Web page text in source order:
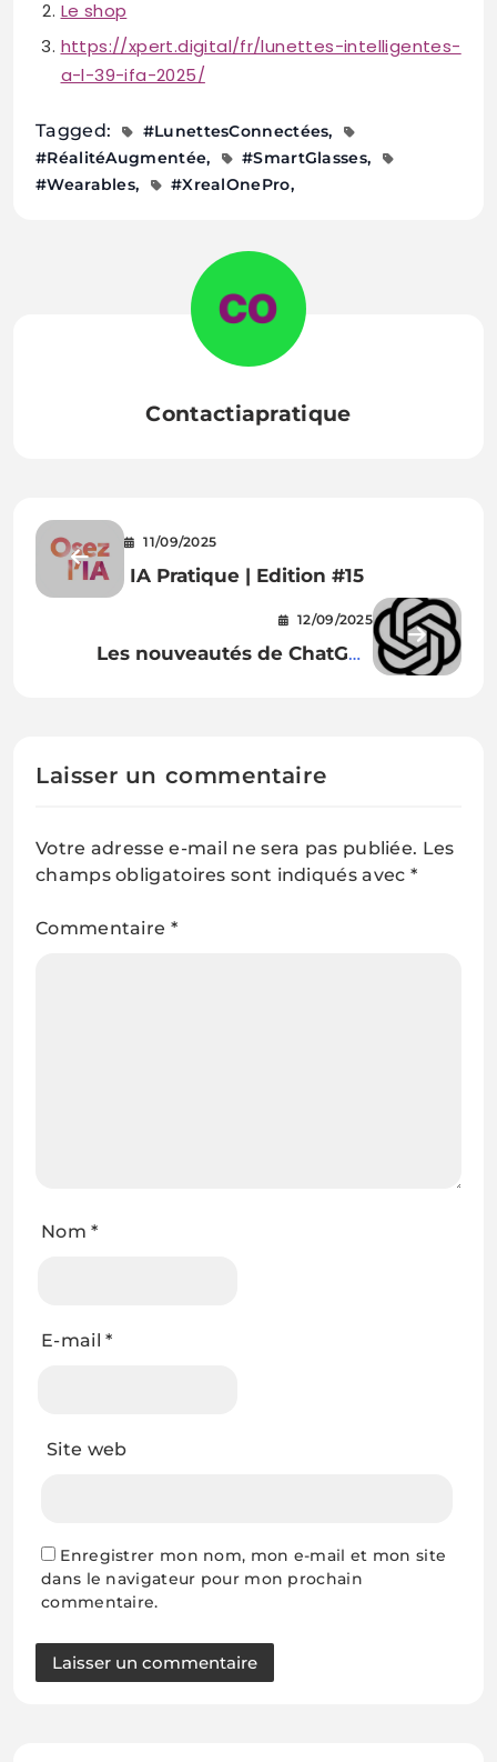
Le shop
https://xpert.digital/fr/lunettes-intelligentes-
a-l-39-ifa-2025/
Tagged:
#LunettesConnectées
#RéalitéAugmentée
#SmartGlasses
#Wearables
#XrealOnePro
Contactiapratique
11/09/2025
IA Pratique | Edition #15
12/09/2025
Les nouveautés de ChatGPT
Laisser un commentaire
Votre adresse e-mail ne sera pas publiée. Les
champs obligatoires sont indiqués avec *
Commentaire *
Nom*
E-mail*
Site web
Enregistrer mon nom, mon e-mail et mon site
dans le navigateur pour mon prochain
commentaire.